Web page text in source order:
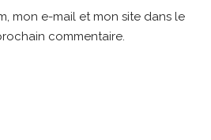
mon e-mail et mon site dans le
commentaire.